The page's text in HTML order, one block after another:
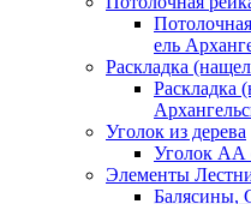
ель
Раскладка
Раскладка
Уголок из дерева
Уголок АА
Элементы
Балясины,